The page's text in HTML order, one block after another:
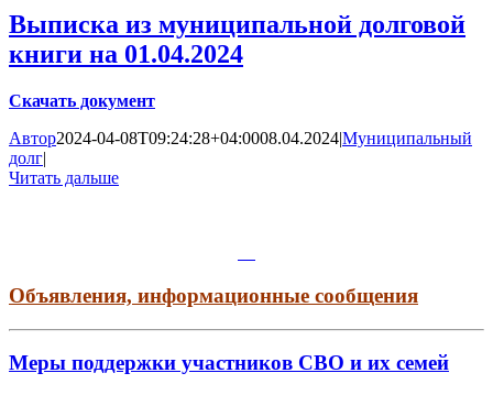
Выписка из муниципальной долговой
книги на 01.04.2024
Скачать документ
Автор2024-04-08T09:24:28+04:0008.04.2024|Муниципальный
долг|
Читать дальше
Объявления, информационные сообщения
Меры поддержки участников СВО и их семей